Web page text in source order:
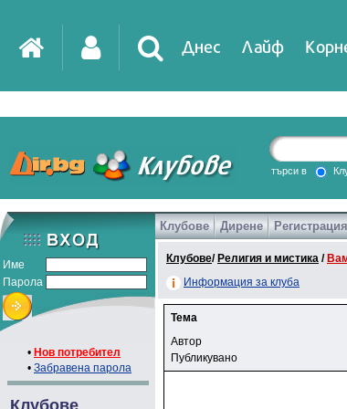
Днес Лайф
търси в
Име
Парола
• Нов потребител
• Забравена парола
Клубове
Клубове Дирене Регистрация
Клубове/ Религия и мистика /
Информация за клуба
Тема
Автор
Публикувано